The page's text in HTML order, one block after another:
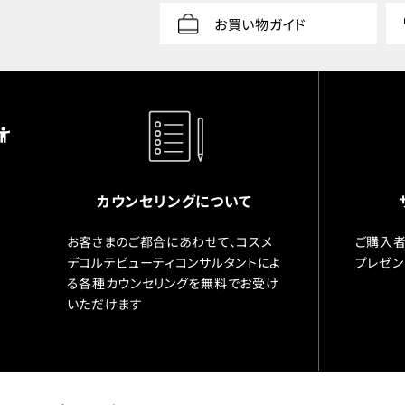
お買い物ガイド
カウンセリングについて
お客さまのご都合にあわせて、コスメ
デコルテビューティコンサルタントによ
る各種カウンセリングを無料でお受け
いただけます
ご購入
プレゼ